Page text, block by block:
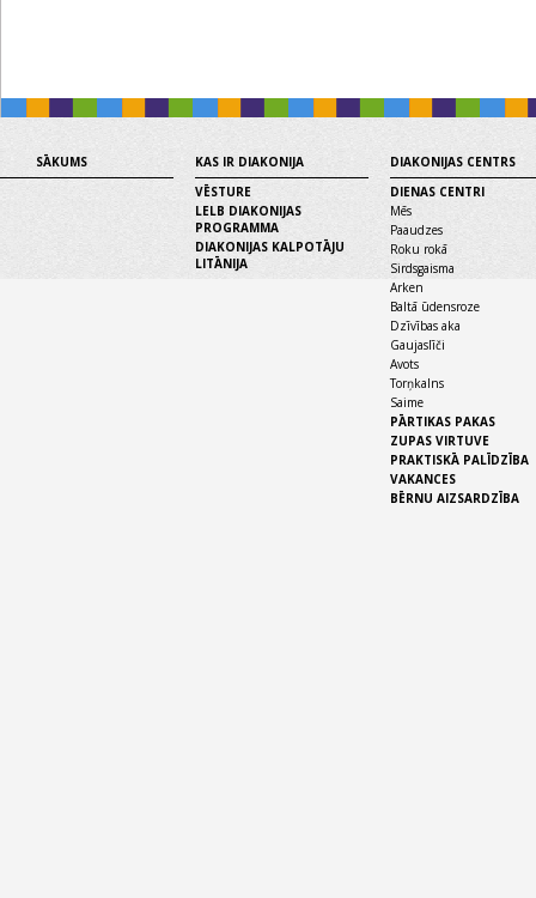
SĀKUMS
KAS IR DIAKONIJA
VĒSTURE
LELB DIAKONIJAS
PROGRAMMA
DIAKONIJAS KALPOTĀJU
LITĀNIJA
DIAKONIJAS CENTRS
DIENAS CENTRI
Mēs
Paaudzes
Roku rokā
Sirdsgaisma
Arken
Baltā ūdensroze
Dzīvības aka
Gaujaslīči
Avots
Torņkalns
Saime
PĀRTIKAS PAKAS
ZUPAS VIRTUVE
PRAKTISKĀ PALĪDZĪBA
VAKANCES
BĒRNU AIZSARDZĪBA